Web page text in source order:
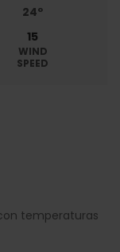
24º
15
WIND
SPEED
temperaturas